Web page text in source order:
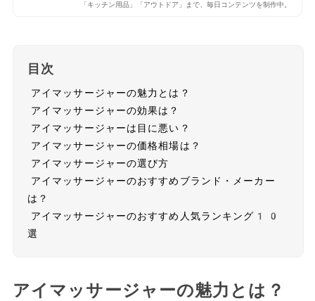
「キッチン用品」「アウトドア」まで、毎日コンテンツを制作中。
目次
アイマッサージャーの魅力とは？
アイマッサージャーの効果は？
アイマッサージャーは目に悪い？
アイマッサージャーの価格相場は？
アイマッサージャーの選び方
アイマッサージャーのおすすめブランド・メーカー
は？
アイマッサージャーのおすすめ人気ランキング10
選
アイマッサージャーの魅力とは？